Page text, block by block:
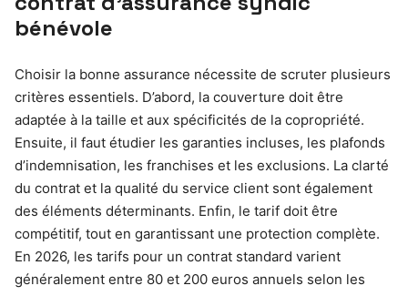
bénévole
Choisir la bonne assurance nécessite de scruter plusieurs
critères essentiels. D’abord, la couverture doit être
adaptée à la taille et aux spécificités de la copropriété.
Ensuite, il faut étudier les garanties incluses, les plafonds
d’indemnisation, les franchises et les exclusions. La clarté
du contrat et la qualité du service client sont également
des éléments déterminants. Enfin, le tarif doit être
compétitif, tout en garantissant une protection complète.
En 2026, les tarifs pour un contrat standard varient
généralement entre 80 et 200 euros annuels selon les